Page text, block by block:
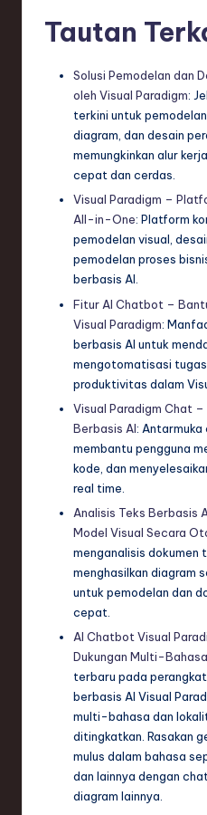
Tautan
Solusi Pemodelan dan
oleh Visual Paradigm:
terkini untuk
diagram, dan desain
memungkinkan alur
cepat dan cerdas.
Visual Paradigm –
All-in-One: Platform
pemodelan visual,
pemodelan proses
berbasis AI.
Fitur AI Chatbot –
Visual Paradigm:
berbasis AI untuk
mengotomatisasi
produktivitas dalam
Visual Paradigm Chat
Berbasis AI:
membantu pengguna
kode, dan
real time.
Analisis Teks Berbasis
Model Visual Secara
menganalisis
menghasilkan diagram
untuk pemodelan dan
cepat.
AI Chatbot Visual
Dukungan Multi-Bahasa
terbaru pada
berbasis AI Visual
multi-bahasa dan
ditingkatkan. Rasakan
mulus dalam bahasa
dan lainnya dengan
diagram lainnya.